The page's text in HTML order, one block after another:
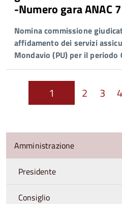
-Numero gara ANAC
Nomina commissione
affidamento dei servizi
Mondavio(PU) per il periodo
1 2 3 4
Amministrazione
Presidente
Consiglio